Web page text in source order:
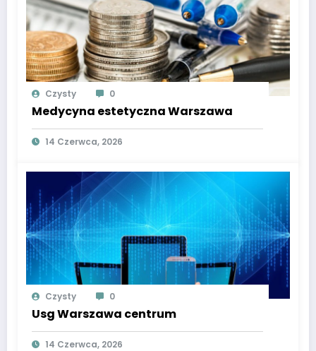
Czysty 0
Medycyna estetyczna Warszawa
14 Czerwca, 2026
Czysty 0
Usg Warszawa centrum
14 Czerwca, 2026